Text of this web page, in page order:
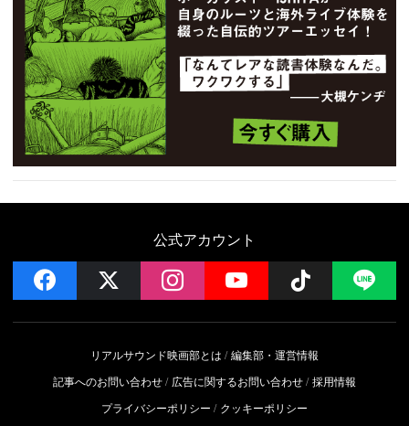
公式アカウント
facebook instagramYouTube Follow
リアルサウンド映画部とは
編集部・運営情報
記事へのお問い合わせ
広告に関するお問い合わせ 採用情報
プライバシーポリシー
クッキーポリシー